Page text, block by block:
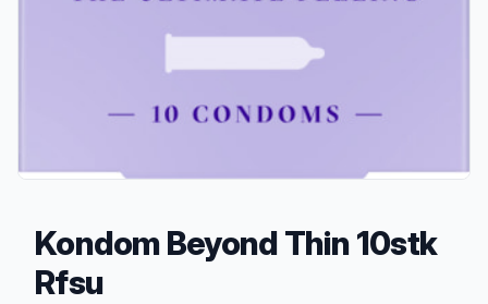
Kondom Beyond Thin 10stk
Rfsu